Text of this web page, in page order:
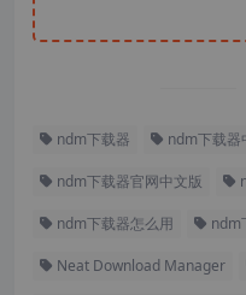
ndm下载器 ndm下载器
ndm下载器官网中文版
ndm下载器怎么用 ndm
Neat Download Manager